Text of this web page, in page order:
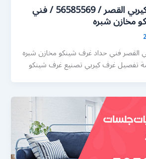
رقم حداد غرف كيربي القصر / 56585569 / فني
مخازن شبره
القصر فني حداد غرف شينكو مخازن شبره
تفصيل غرف كيربي تصنيع غرف شينكو